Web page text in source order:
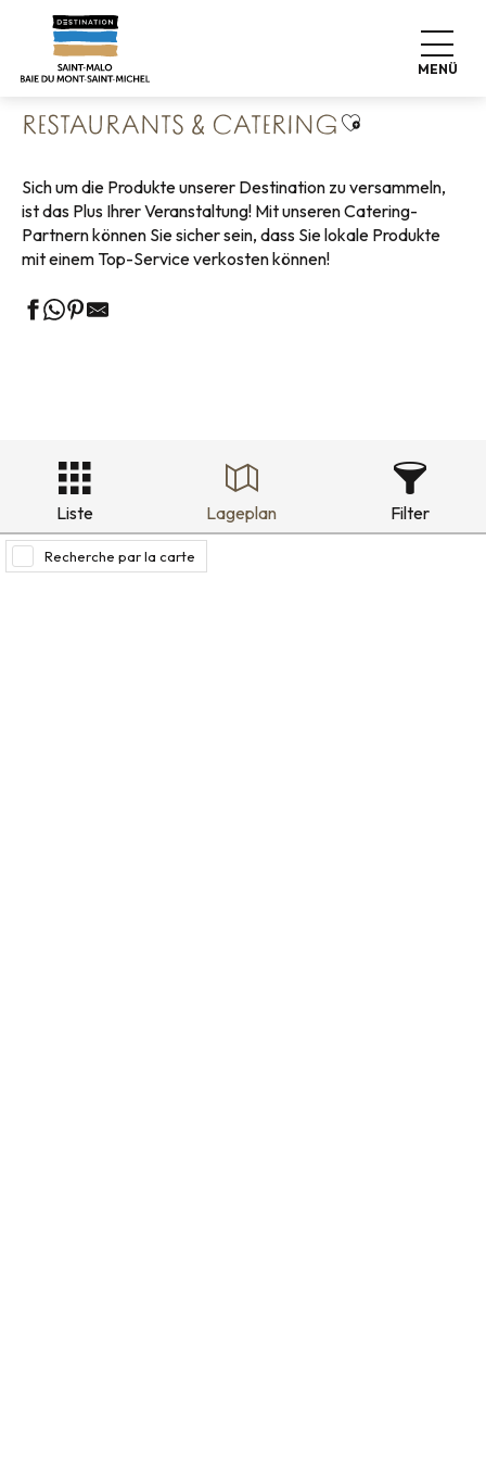
contenu
MENÜ
Startseite
Unsere Partner Geschäfte
Restaurants & Catering
RESTAURANTS & CATERING Ajouter aux
Sich um die Produkte unserer Destination zu versammeln,
ist das Plus Ihrer Veranstaltung! Mit unseren Catering-
Partnern können Sie sicher sein, dass Sie lokale Produkte
mit einem Top-Service verkosten können!
Liste Lageplan Filter
Recherche par la carte